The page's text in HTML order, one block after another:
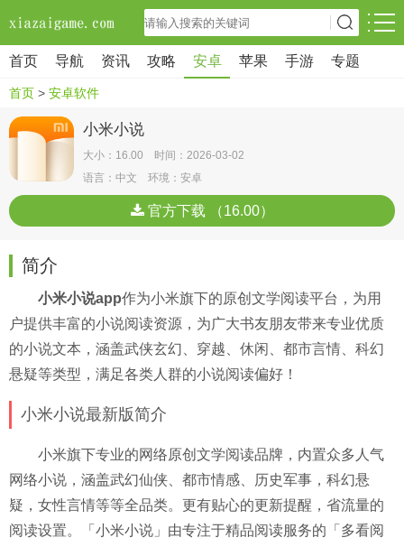
首页 导航 资讯 攻略 安卓 苹果 手游 专题
首页 > 安卓软件
小米小说
大小：16.00 时间：2026-03-02
语言：中文 环境：安卓
官方下载 （16.00）
简介
小米小说app作为小米旗下的原创文学阅读平台，为用
户提供丰富的小说阅读资源，为广大书友朋友带来专业优质
的小说文本，涵盖武侠玄幻、穿越、休闲、都市言情、科幻
悬疑等类型，满足各类人群的小说阅读偏好！
小米小说最新版简介
小米旗下专业的网络原创文学阅读品牌，内置众多人气
网络小说，涵盖武幻仙侠、都市情感、历史军事，科幻悬
疑，女性言情等等全品类。更有贴心的更新提醒，省流量的
阅读设置。「小米小说」由专注于精品阅读服务的「多看阅